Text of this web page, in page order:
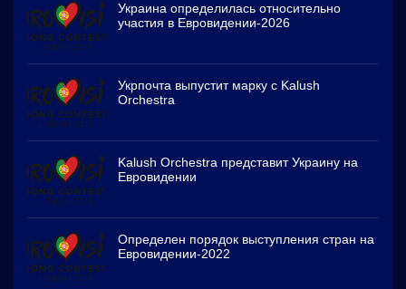
Украина определилась относительно
участия в Евровидении-2026
Укрпочта выпустит марку с Kalush
Orchestra
Kalush Orchestra представит Украину на
Евровидении
Определен порядок выступления стран на
Евровидении-2022